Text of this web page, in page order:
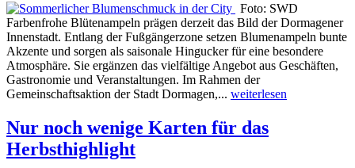
Foto: SWD
Farbenfrohe Blütenampeln prägen derzeit das Bild der Dormagener
Innenstadt. Entlang der Fußgängerzone setzen Blumenampeln bunte
Akzente und sorgen als saisonale Hingucker für eine besondere
Atmosphäre. Sie ergänzen das vielfältige Angebot aus Geschäften,
Gastronomie und Veranstaltungen. Im Rahmen der
Gemeinschaftsaktion der Stadt Dormagen,... weiterlesen
Nur noch wenige Karten für das
Herbsthighlight